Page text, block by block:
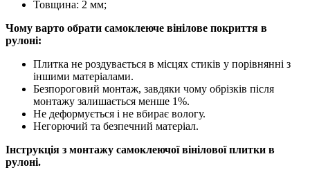
Товщина: 2 мм;
Чому варто обрати самоклеюче вінілове покриття в
рулоні:
Плитка не роздувається в місцях стиків у порівнянні з
іншими матеріалами.
Безпороговий монтаж, завдяки чому обрізків після
монтажу залишається менше 1%.
Не деформується і не вбирає вологу.
Негорючий та безпечний матеріал.
Інструкція з монтажу самоклеючої вінілової плитки в
рулоні.